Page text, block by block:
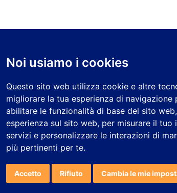
Noi usiamo i cookies
Questo sito web utilizza cookie e altre
migliorare la tua esperienza di navigazione
abilitare le funzionalità di base del sito web,
esperienza sul sito web, per misurare il tuo
servizi e personalizzare le interazioni di
più pertinenti per te.
Accetto Rifiuto Cambia le mie